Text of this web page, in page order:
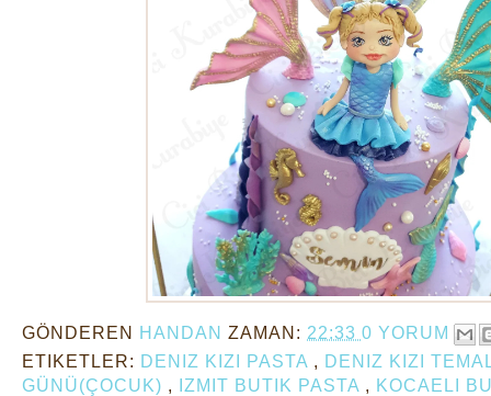
GÖNDEREN HANDAN ZAMAN: 22:33 0 YORUM
ETIKETLER: DENIZ KIZI PASTA , DENIZ KIZI
GÜNÜ(ÇOCUK) , IZMIT BUTIK PASTA , KOCAELI